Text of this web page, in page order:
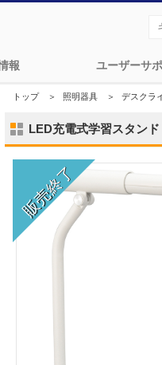
報 ユーザーサ
トップ＞ 照明器具 ＞ デスクラ
LED充電式学習スタン